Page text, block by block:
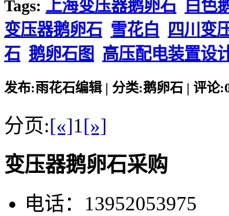
Tags: 上海变压器鹅卵石
白色
变压器鹅卵石 雪花白
四川变
石 鹅卵石图 高压配电装置设
发布:雨花石编辑 | 分类:鹅卵石 | 评论
分页:[«]1[»]
变压器鹅卵石采购
电话：13952053975